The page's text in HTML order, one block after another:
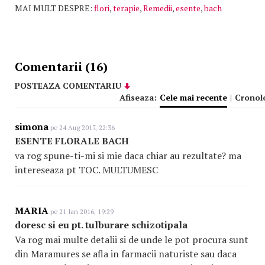
MAI MULT DESPRE: flori,terapie,Remedii,esente,bach
Comentarii (16)
POSTEAZA COMENTARIU
Afiseaza: Cele mai recente |
simona pe 24 Aug 2017, 22:36
ESENTE FLORALE BACH
va rog spune-ti-mi si mie daca chiar au rezultate? ma
intereseaza pt TOC. MULTUMESC
MARIA pe 21 Ian 2016, 19:29
doresc si eu pt. tulburare schizotipala
Va rog mai multe detalii si de unde le pot procura sunt
din Maramures se afla in farmacii naturiste sau daca